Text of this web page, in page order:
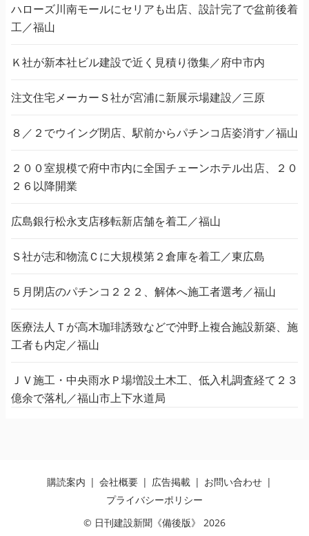
ハローズ川南モールにセリアも出店、設計完了で盆前後着
工／福山
Ｋ社が新本社ビル建設で近く見積り徴集／府中市内
注文住宅メーカーＳ社が宮浦に新展示場建設／三原
８／２でウイング閉店、駅前からパチンコ店姿消す／福山
２００室規模で府中市内に全国チェーンホテル出店、２０
２６以降開業
広島銀行松永支店移転新店舗を着工／福山
Ｓ社が志和物流Ｃに大規模第２倉庫を着工／東広島
５月閉店のパチンコ２２２、解体へ施工者選考／福山
医療法人Ｔが高木珈琲誘致などで沖野上複合施設新築、施
工者も内定／福山
ＪＶ施工・中央雨水Ｐ場増設土木工、低入札調査経て２３
億余で落札／福山市上下水道局
購読案内 会社概要 広告掲載
お問い合わせ
プライバシーポリシー
© 日刊建設新聞《備後版》 2026